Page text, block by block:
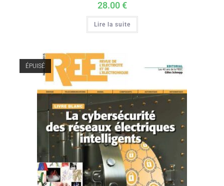
28.00€
Lire la suite
ÉPUISÉ